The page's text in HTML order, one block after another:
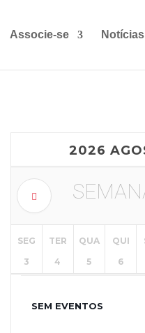
Associe-se Notícias
2026
SEG
3
TER
4
QUA
5
QUI
6
SEM EVENTOS